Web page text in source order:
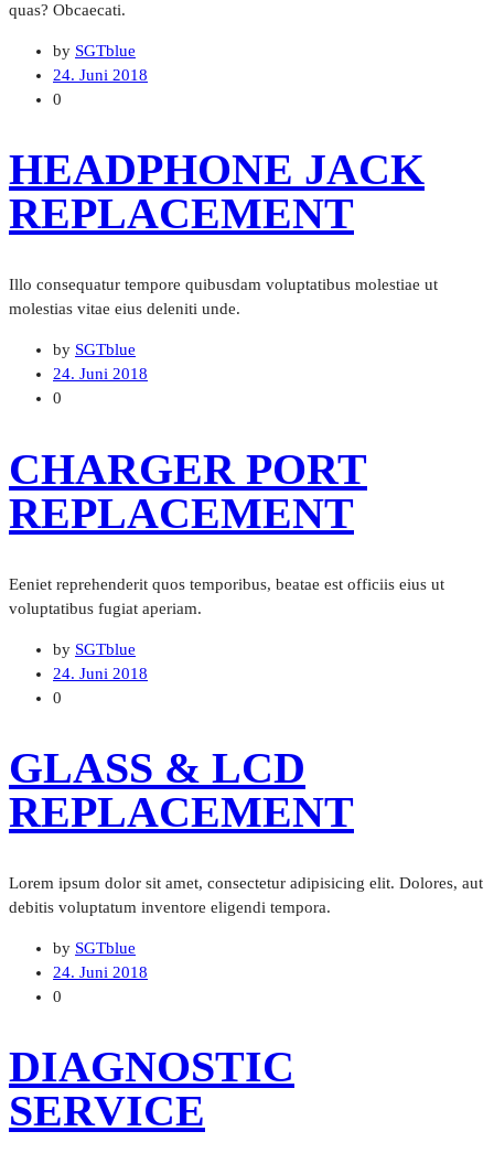
quas? Obcaecati.
by SGTblue
24. Juni 2018
0
HEADPHONE JACK
REPLACEMENT
Illo consequatur tempore quibusdam voluptatibus molestiae ut
molestias vitae eius deleniti unde.
by SGTblue
24. Juni 2018
0
CHARGER PORT
REPLACEMENT
Eeniet reprehenderit quos temporibus, beatae est officiis eius ut
voluptatibus fugiat aperiam.
by SGTblue
24. Juni 2018
0
GLASS & LCD
REPLACEMENT
Lorem ipsum dolor sit amet, consectetur adipisicing elit. Dolores, aut
debitis voluptatum inventore eligendi tempora.
by SGTblue
24. Juni 2018
0
DIAGNOSTIC
SERVICE